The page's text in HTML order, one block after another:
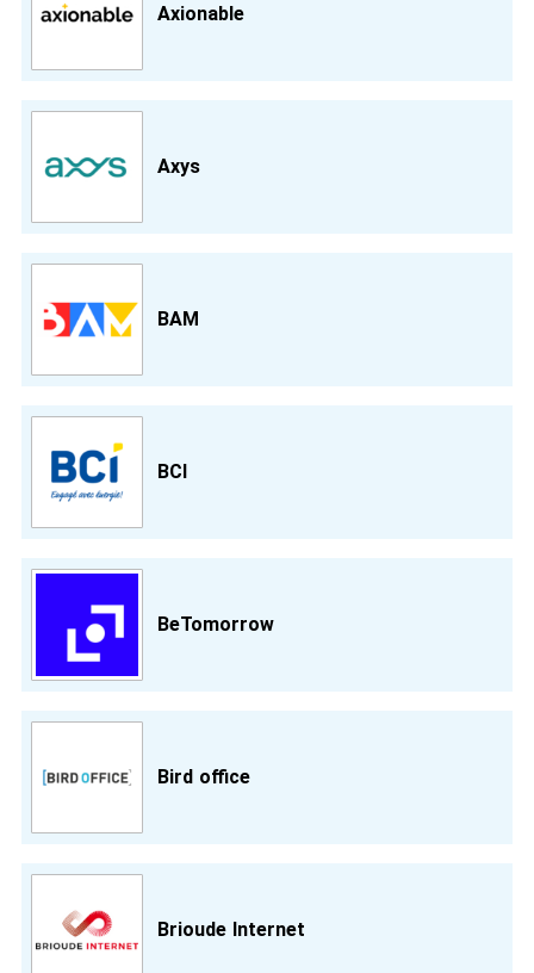
Axionable
Axys
BAM
BCI
BeTomorrow
Bird office
Brioude Internet